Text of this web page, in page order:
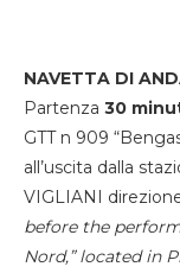
NAVETTA DI
Partenza 30
GTT n 909
all’uscita dalla
VIGLIANI
before the
Nord,” located in